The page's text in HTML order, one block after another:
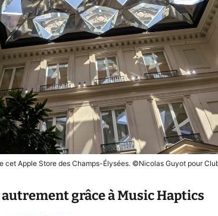
cet Apple Store des Champs-Élysées. ©Nicolas Guyot pour
grâce à Music Haptics